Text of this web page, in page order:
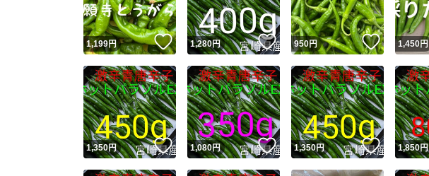
1,199円 いいね！
1,280円 いいね！
950円 いいね！
1,450円
1,350円 いいね！
1,080円 いいね！
1,350円 いいね！
1,850円